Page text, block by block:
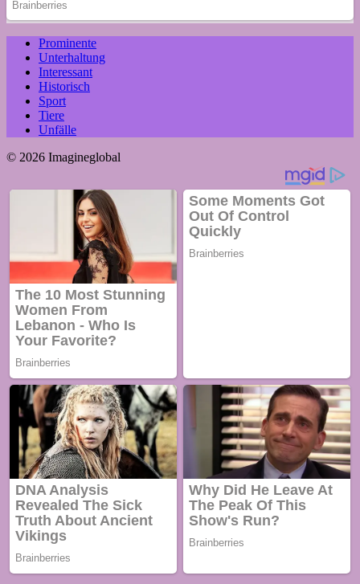
Prominente
Unterhaltung
Interessant
Historisch
Sport
Tiere
Unfälle
© 2026 Imagineglobal